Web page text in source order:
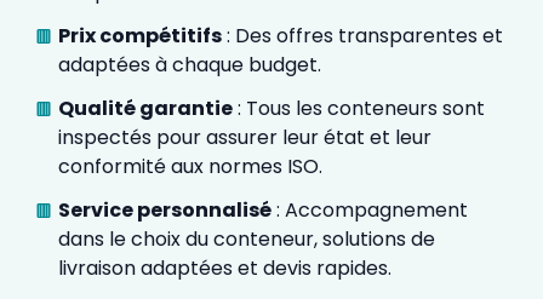
Prix compétitifs: Des offres transparentes et
adaptées à chaque budget.
Qualité garantie: Tous les conteneurs sont
inspectés pour assurer leur état et leur
conformité aux normes ISO.
Service personnalisé: Accompagnement
dans le choix du conteneur, solutions de
livraison adaptées et devis rapides.